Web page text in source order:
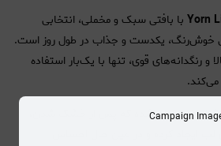
Yornبا بافتی سبک و مخملی، انتخابی
خوش‌رنگ، یکدست و جذاب در طول روز است.
رنگدانه‌های قوی، تنها با یک‌بار استفاده
گونه‌ای طراحی شده که پس از خشک شدن،
ایجاد کرده و در عین حال احساس